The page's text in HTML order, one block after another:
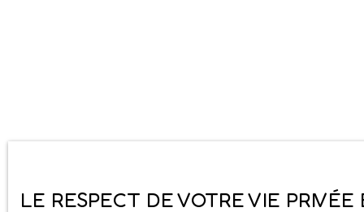
LE RESPECT DE VOTRE VIE